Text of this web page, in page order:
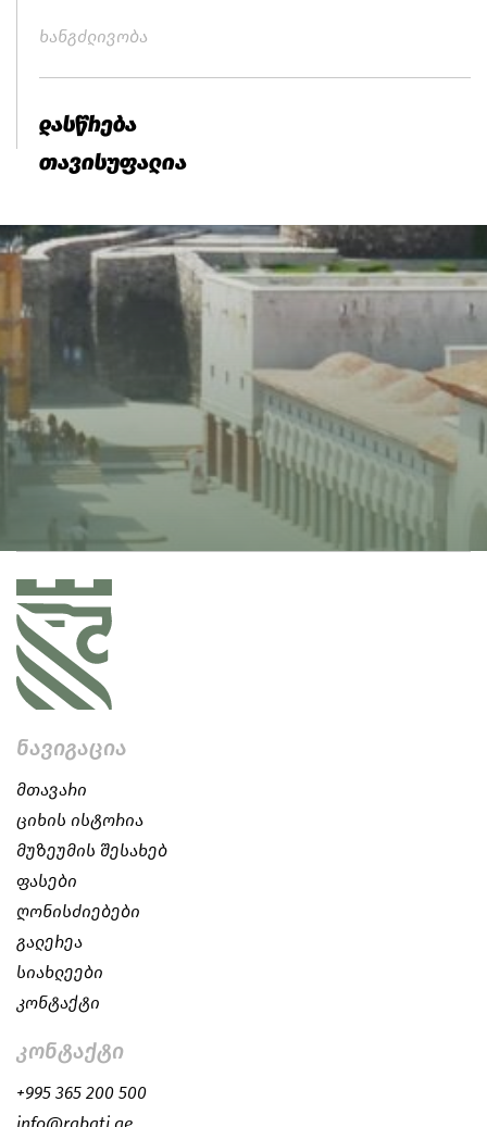
ხანგძლივობა
დასწრება
თავისუფალია
ნავიგაცია
მთავარი
ციხის ისტორია
მუზეუმის შესახებ
ფასები
ღონისძიებები
გალერეა
სიახლეები
კონტაქტი
კონტაქტი
+995 365 200 500